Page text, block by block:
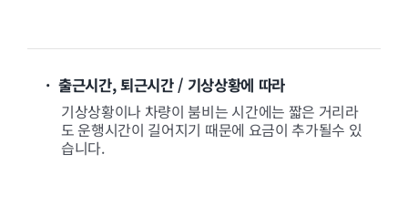
· 출근시간, 퇴근시간 / 기상상황에 따라
기상상황이나 차량이 붐비는 시간에는 짧은 거리라
도 운행시간이 길어지기 때문에 요금이 추가될수 있
습니다.